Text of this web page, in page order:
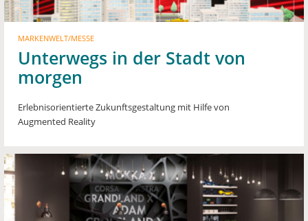
MARKENWELT/MESSE
Unterwegs in der Stadt von
morgen
Erlebnisorientierte Zukunftsgestaltung mit Hilfe von
Augmented Reality